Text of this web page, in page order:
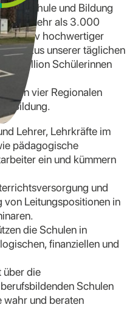
für Schule und Bildung
den mehr als 3.000
hochwertiger
Fokus unserer täglichen
Million Schülerinnen
von vier Regionalen
Bildung.
Lehrer, Lehrkräfte im
pädagogische
ein und kümmern
und
von Leitungspositionen in
die Schulen in
finanziellen und
über die
Schulen
wahr und beraten